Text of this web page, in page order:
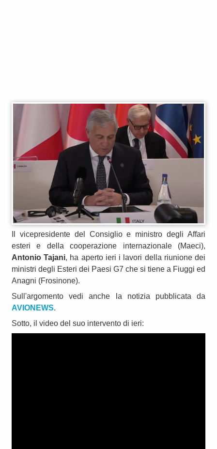
Il vicepresidente del Consiglio e ministro degli Affari
esteri e della cooperazione internazionale (Maeci),
Antonio Tajani, ha aperto ieri i lavori della riunione dei
ministri degli Esteri dei Paesi G7 che si tiene a Fiuggi ed
Anagni (Frosinone).
Sull'argomento vedi anche la notizia pubblicata da
AVIONEWS.
Sotto, il video del suo intervento di ieri: